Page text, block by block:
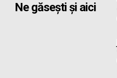
Ne găsești și aici